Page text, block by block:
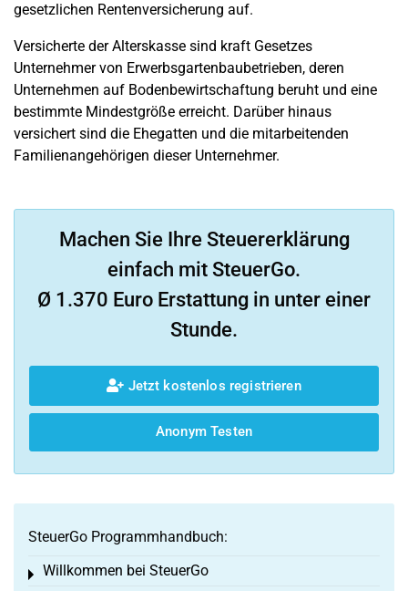
gesetzlichen Rentenversicherung auf.
Versicherte der Alterskasse sind kraft Gesetzes
Unternehmer von Erwerbsgartenbaubetrieben, deren
Unternehmen auf Bodenbewirtschaftung beruht und eine
bestimmte Mindestgröße erreicht. Darüber hinaus
versichert sind die Ehegatten und die mitarbeitenden
Familienangehörigen dieser Unternehmer.
Machen Sie Ihre Steuererklärung
einfach mit SteuerGo.
Ø 1.370 Euro Erstattung in unter einer
Stunde.
Jetzt kostenlos registrieren
Anonym Testen
SteuerGo Programmhandbuch:
Willkommen bei SteuerGo
Toggle menu